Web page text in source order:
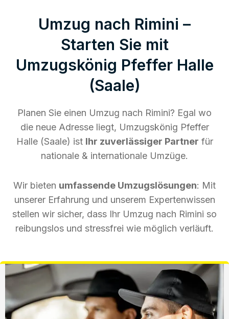
Umzug nach Rimini –
Starten Sie mit
Umzugskönig Pfeffer Halle
(Saale)
Planen Sie einen Umzug nach Rimini? Egal wo
die neue Adresse liegt, Umzugskönig Pfeffer
Halle (Saale) ist Ihr zuverlässiger Partner für
nationale & internationale Umzüge.
Wir bieten umfassende Umzugslösungen: Mit
unserer Erfahrung und unserem Expertenwissen
stellen wir sicher, dass Ihr Umzug nach Rimini so
reibungslos und stressfrei wie möglich verläuft.